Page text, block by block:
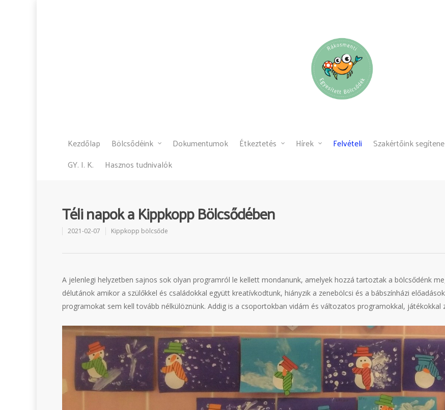
Kezdőlap Bölcsődéink Dokumentumok Étkeztetés Hírek Felvételi Szakértőink
GY. I. K.
Hasznos tudnivalók
Téli napok a Kippkopp Bölcsődében
2021-02-07 Kippkopp bölcsőde
A jelenlegi helyzetben sajnos sok olyan programról le kellett mondanunk, amelyek hozzá tartoztak a bölcsődénk
délutánok amikor a szülőkkel és családokkal együtt kreatívkodtunk, hiányzik a zenebölcsi és a bábszínházi
programokat sem kell tovább nélkülöznünk. Addig is a csoportokban vidám és változatos programokkal, játékokkal